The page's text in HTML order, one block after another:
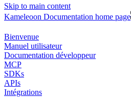
Skip to main content
Kameleoon Documentation home page
Bienvenue
Manuel utilisateur
Documentation développeur
MCP
SDKs
APIs
Intégrations